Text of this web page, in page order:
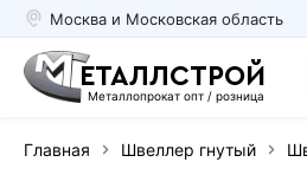
Москва и Московская область
ЕТАЛЛСТРОЙ
Металлопрокат опт / розница
Главная Швеллер гнутый